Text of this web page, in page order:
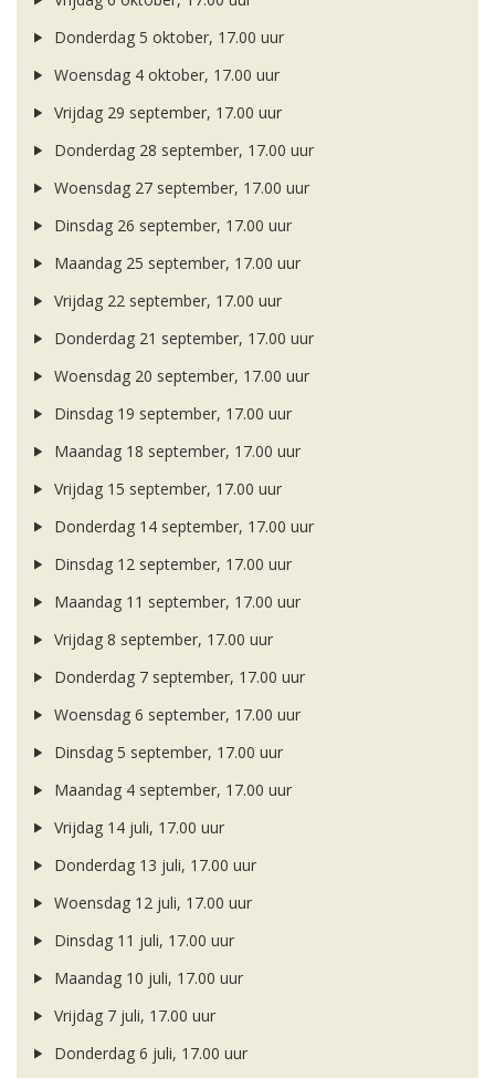
Donderdag 5 oktober, 17.00 uur
Woensdag 4 oktober, 17.00 uur
Vrijdag 29 september, 17.00 uur
Donderdag 28 september, 17.00 uur
Woensdag 27 september, 17.00 uur
Dinsdag 26 september, 17.00 uur
Maandag 25 september, 17.00 uur
Vrijdag 22 september, 17.00 uur
Donderdag 21 september, 17.00 uur
Woensdag 20 september, 17.00 uur
Dinsdag 19 september, 17.00 uur
Maandag 18 september, 17.00 uur
Vrijdag 15 september, 17.00 uur
Donderdag 14 september, 17.00 uur
Dinsdag 12 september, 17.00 uur
Maandag 11 september, 17.00 uur
Vrijdag 8 september, 17.00 uur
Donderdag 7 september, 17.00 uur
Woensdag 6 september, 17.00 uur
Dinsdag 5 september, 17.00 uur
Maandag 4 september, 17.00 uur
Vrijdag 14 juli, 17.00 uur
Donderdag 13 juli, 17.00 uur
Woensdag 12 juli, 17.00 uur
Dinsdag 11 juli, 17.00 uur
Maandag 10 juli, 17.00 uur
Vrijdag 7 juli, 17.00 uur
Donderdag 6 juli, 17.00 uur